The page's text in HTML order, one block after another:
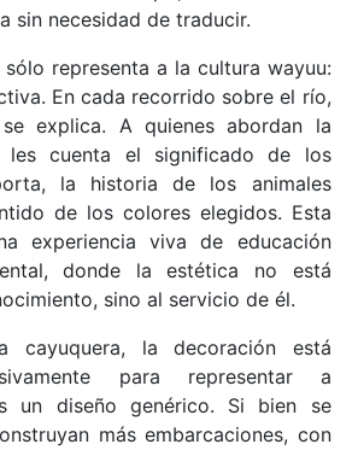
sin necesidad de traducir.
representa a la cultura wayuu:
En cada recorrido sobre el río,
explica. A quienes abordan la
les cuenta el significado de los
la historia de los animales
de los colores elegidos. Esta
experiencia viva de educación
donde la estética no está
sino al servicio de él.
cayuquera, la decoración está
para representar a
un diseño genérico. Si bien se
más embarcaciones, con